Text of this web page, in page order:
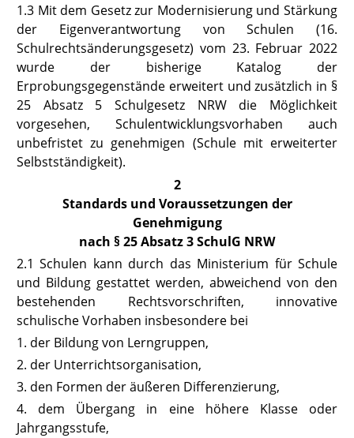
1.3 Mit dem Gesetz zur Modernisierung und Stärkung
der Eigenverantwortung von Schulen (16.
Schulrechtsänderungsgesetz) vom 23. Februar 2022
wurde der bisherige Katalog der
Erprobungsgegenstände erweitert und zusätzlich in §
25 Absatz 5 Schulgesetz NRWdie Möglichkeit
vorgesehen, Schulentwicklungsvorhaben auch
unbefristet zu genehmigen (Schule mit erweiterter
Selbstständigkeit).
2
Standards und Voraussetzungen der
Genehmigung
nach § 25 Absatz 3 SchulG NRW
2.1 Schulen kann durch das Ministerium für Schule
und Bildung gestattet werden, abweichend von den
bestehenden Rechtsvorschriften, innovative
schulische Vorhaben insbesondere bei
1. der Bildung von Lerngruppen,
2. der Unterrichtsorganisation,
3. den Formen der äußeren Differenzierung,
4. dem Übergang in eine höhere Klasse oder
Jahrgangsstufe,